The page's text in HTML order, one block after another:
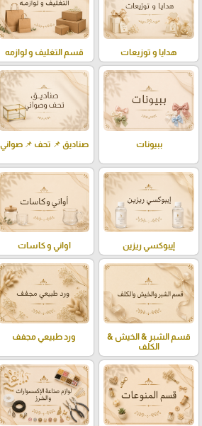
هدايا و توزيعات قسم التغليف و لوازمه
ببيونات صناديق 📌 تحف 📌 صواني
إيبوكسي ريزين اواني و كاسات
قسم الشبر & الخيش &
الكلف
ورد طبيعي مجفف